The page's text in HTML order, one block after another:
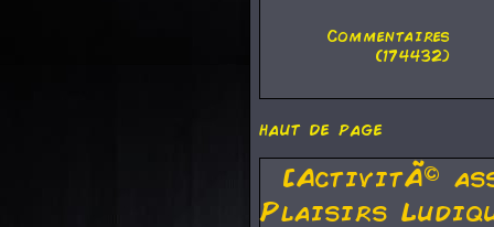
Commentaires
(174432)
haut de page
[ActivitÃ©
Plaisirs